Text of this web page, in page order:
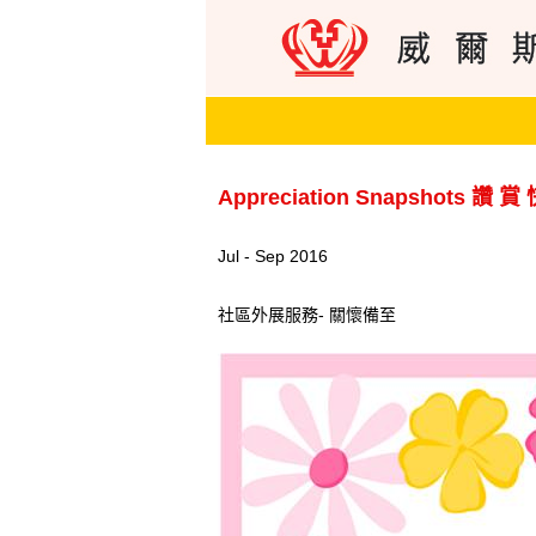
Appreciation Snapshots 讚 賞
Jul - Sep 2016
社區外展服務- 關懷備至